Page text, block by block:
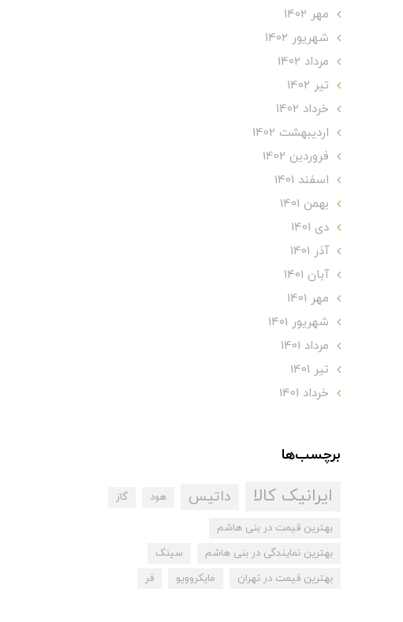
مهر 1402
شهریور 1402
مرداد 1402
تير 1402
خرداد 1402
ارديبهشت 1402
فروردین 1402
اسفند 1401
بهمن 1401
دی 1401
آذر 1401
آبان 1401
مهر 1401
شهریور 1401
مرداد 1401
تير 1401
خرداد 1401
برچسب‌ها
ایرانیک کالا داتیس هود گاز
بهترین قیمت در بنی هاشم
بهترین نمایندگی در بنی هاشم
سینک
بهترین قیمت در تهران
مایکروویو فر